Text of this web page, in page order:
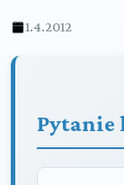
1.4.2012